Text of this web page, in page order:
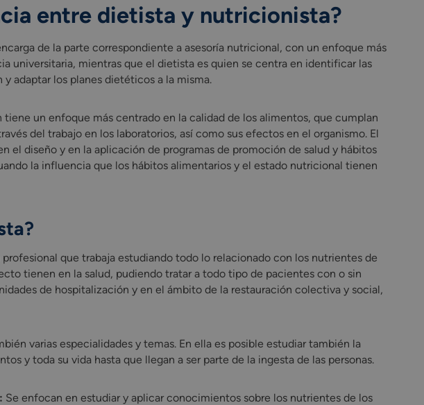
entre dietista y nutricionista?
de la parte correspondiente a asesoría nutricional, con un enfoque más
universitaria, mientras que el dietista es quien se centra en identificar las
adaptar los planes dietéticos a la misma.
un enfoque más centrado en la calidad de los alimentos, que cumplan
del trabajo en los laboratorios, así como sus efectos en el organismo. El
el diseño y en la aplicación de programas de promoción de salud y hábitos
la influencia que los hábitos alimentarios y el estado nutricional tienen
que trabaja estudiando todo lo relacionado con los nutrientes de
tienen en la salud, pudiendo tratar a todo tipo de pacientes con o sin
de hospitalización y en el ámbito de la restauración colectiva y social,
varias especialidades y temas. En ella es posible estudiar también la
y toda su vida hasta que llegan a ser parte de la ingesta de las personas.
Se enfocan en estudiar y aplicar conocimientos sobre los nutrientes de los